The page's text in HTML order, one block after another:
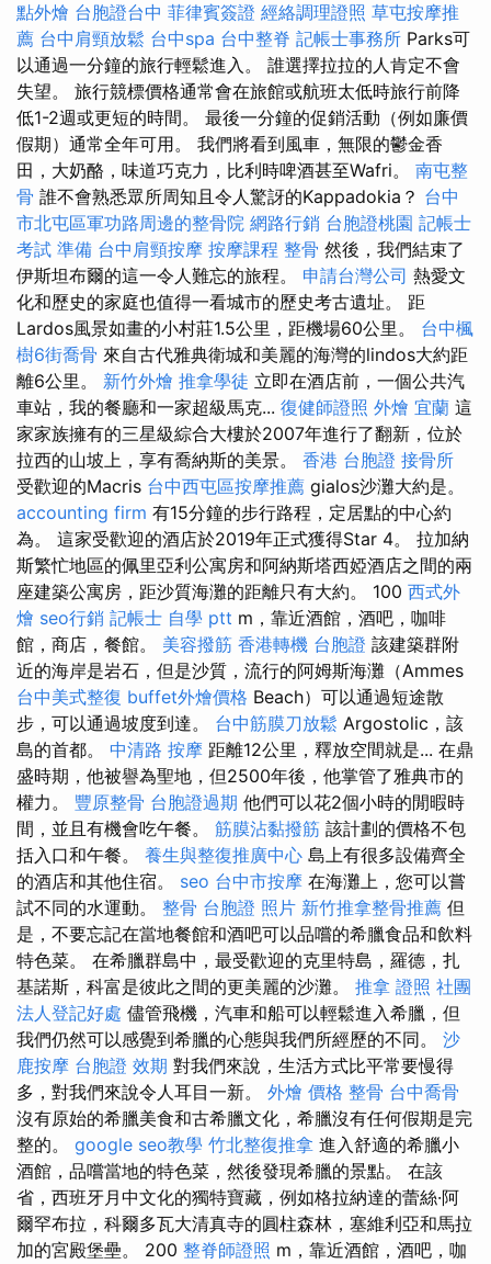
點外燴 台胞證台中 菲律賓簽證 經絡調理證照 草屯按摩推
薦 台中肩頸放鬆 台中spa 台中整脊 記帳士事務所 Parks可
以通過一分鐘的旅行輕鬆進入。 誰選擇拉拉的人肯定不會
失望。 旅行競標價格通常會在旅館或航班太低時旅行前降
低1-2週或更短的時間。 最後一分鐘的促銷活動（例如廉價
假期）通常全年可用。 我們將看到風車，無限的鬱金香
田，大奶酪，味道巧克力，比利時啤酒甚至Wafri。 南屯整
骨 誰不會熟悉眾所周知且令人驚訝的Kappadokia？ 台中
市北屯區軍功路周邊的整骨院 網路行銷 台胞證桃園 記帳士
考試 準備 台中肩頸按摩 按摩課程 整骨 然後，我們結束了
伊斯坦布爾的這一令人難忘的旅程。 申請台灣公司 熱愛文
化和歷史的家庭也值得一看城市的歷史考古遺址。 距
Lardos風景如畫的小村莊1.5公里，距機場60公里。 台中楓
樹6街喬骨 來自古代雅典衛城和美麗的海灣的lindos大約距
離6公里。 新竹外燴 推拿學徒 立即在酒店前，一個公共汽
車站，我的餐廳和一家超級馬克... 復健師證照 外燴 宜蘭 這
家家族擁有的三星級綜合大樓於2007年進行了翻新，位於
拉西的山坡上，享有喬納斯的美景。 香港 台胞證 接骨所
受歡迎的Macris 台中西屯區按摩推薦 gialos沙灘大約是。
accounting firm 有15分鐘的步行路程，定居點的中心約
為。 這家受歡迎的酒店於2019年正式獲得Star 4。 拉加納
斯繁忙地區的佩里亞利公寓房和阿納斯塔西婭酒店之間的兩
座建築公寓房，距沙質海灘的距離只有大約。 100 西式外
燴 seo行銷 記帳士 自學 ptt m，靠近酒館，酒吧，咖啡
館，商店，餐館。 美容撥筋 香港轉機 台胞證 該建築群附
近的海岸是岩石，但是沙質，流行的阿姆斯海灘（Ammes
台中美式整復 buffet外燴價格 Beach）可以通過短途散
步，可以通過坡度到達。 台中筋膜刀放鬆 Argostolic，該
島的首都。 中清路 按摩 距離12公里，釋放空間就是... 在鼎
盛時期，他被譽為聖地，但2500年後，他掌管了雅典市的
權力。 豐原整骨 台胞證過期 他們可以花2個小時的閒暇時
間，並且有機會吃午餐。 筋膜沾黏撥筋 該計劃的價格不包
括入口和午餐。 養生與整復推廣中心 島上有很多設備齊全
的酒店和其他住宿。 seo 台中市按摩 在海灘上，您可以嘗
試不同的水運動。 整骨 台胞證 照片 新竹推拿整骨推薦 但
是，不要忘記在當地餐館和酒吧可以品嚐的希臘食品和飲料
特色菜。 在希臘群島中，最受歡迎的克里特島，羅德，扎
基諾斯，科富是彼此之間的更美麗的沙灘。 推拿 證照 社團
法人登記好處 儘管飛機，汽車和船可以輕鬆進入希臘，但
我們仍然可以感覺到希臘的心態與我們所經歷的不同。 沙
鹿按摩 台胞證 效期 對我們來說，生活方式比平常要慢得
多，對我們來說令人耳目一新。 外燴 價格 整骨 台中喬骨
沒有原始的希臘美食和古希臘文化，希臘沒有任何假期是完
整的。 google seo教學 竹北整復推拿 進入舒適的希臘小
酒館，品嚐當地的特色菜，然後發現希臘的景點。 在該
省，西班牙月中文化的獨特寶藏，例如格拉納達的蕾絲·阿
爾罕布拉，科爾多瓦大清真寺的圓柱森林，塞維利亞和馬拉
加的宮殿堡壘。 200 整脊師證照 m，靠近酒館，酒吧，咖